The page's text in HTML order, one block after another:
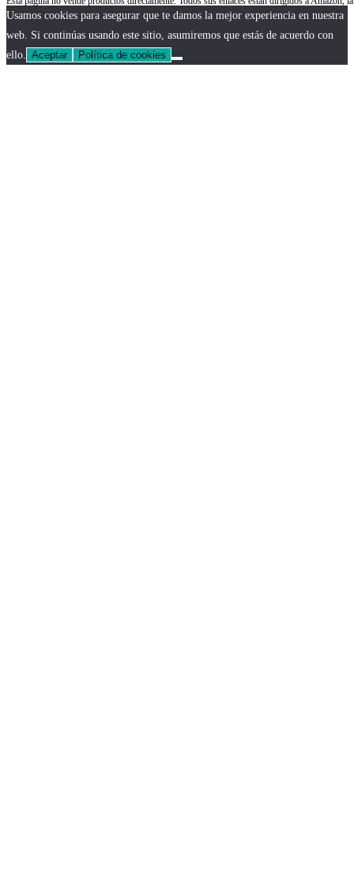
Usamos cookies para asegurar que te damos la mejor experiencia en nuestra
web. Si continúas usando este sitio, asumiremos que estás de acuerdo con
ello. Aceptar Política de cookies